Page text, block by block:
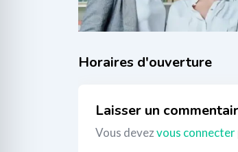
120€
_
Laisser un
Vous devezvous connecter